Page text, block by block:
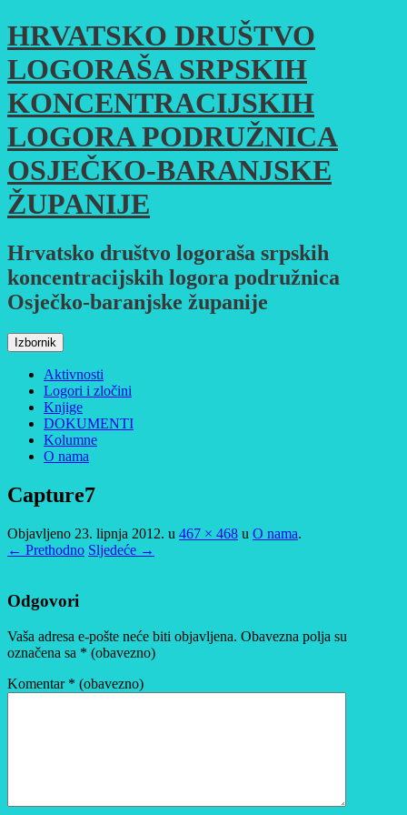
Skoči
do
sadržaja
HRVATSKO DRUŠTVO
LOGORAŠA SRPSKIH
KONCENTRACIJSKIH
LOGORA PODRUŽNICA
OSJEČKO-BARANJSKE
ŽUPANIJE
Hrvatsko društvo logoraša srpskih
koncentracijskih logora podružnica
Osječko-baranjske županije
Izbornik
Aktivnosti
Logori i zločini
Knjige
DOKUMENTI
Kolumne
O nama
Capture7
Objavljeno 23. lipnja 2012. u 467 × 468 u O nama.
← Prethodno Sljedeće →
Odgovori
Vaša adresa e-pošte neće biti objavljena. Obavezna polja su
označena sa * (obavezno)
Komentar * (obavezno)